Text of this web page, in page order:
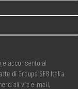
e acconsento al
di Groupe SEB Italia
via e-mail,